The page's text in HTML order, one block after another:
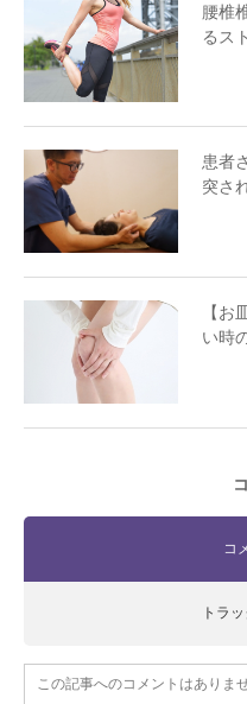
腰椎
るス
患者
突さ
【お
い時
コ
トラ
この記事へのコメントはありませ